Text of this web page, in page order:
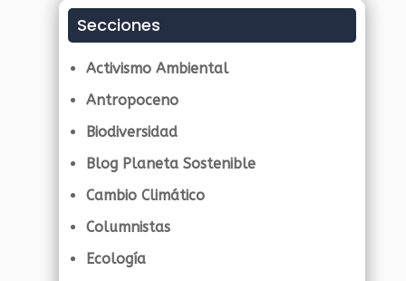
Secciones
Activismo Ambiental
Antropoceno
Biodiversidad
Blog Planeta Sostenible
Cambio Climático
Columnistas
Ecología